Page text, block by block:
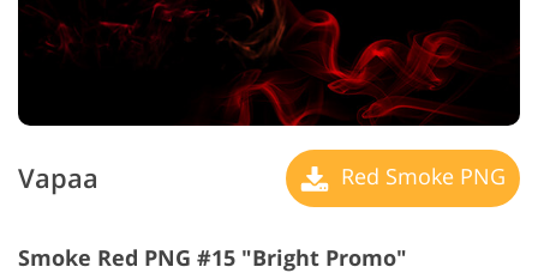
Vapaa Red Smoke PNG
Smoke Red PNG #15 "Bright Promo"